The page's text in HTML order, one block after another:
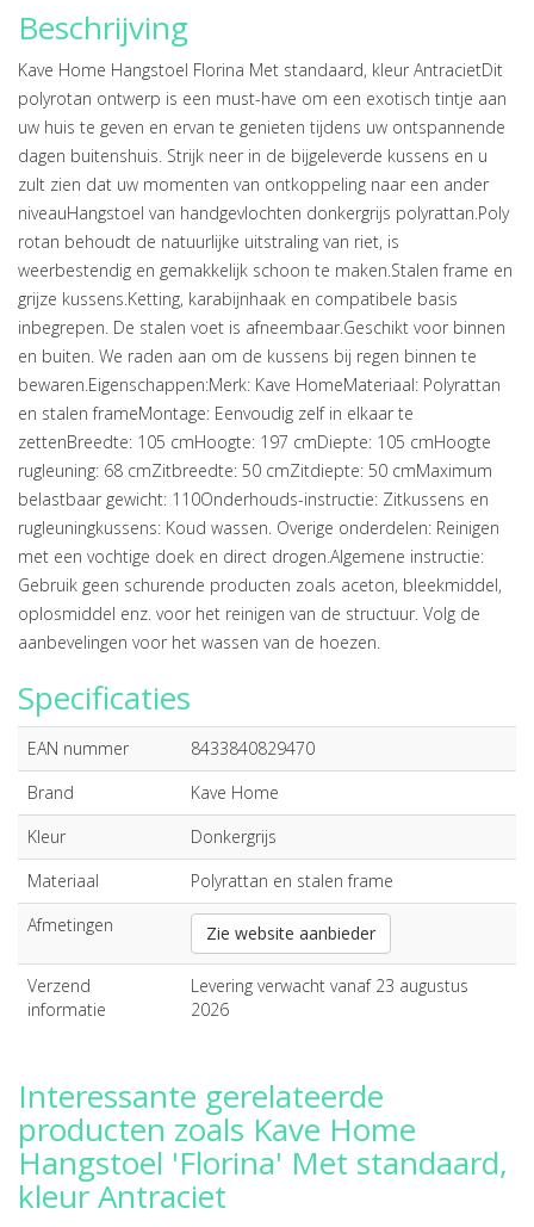
Beschrijving
Kave Home Hangstoel Florina Met standaard, kleur AntracietDit
polyrotan ontwerp is een must-have om een exotisch tintje aan
uw huis te geven en ervan te genieten tijdens uw ontspannende
dagen buitenshuis. Strijk neer in de bijgeleverde kussens en u
zult zien dat uw momenten van ontkoppeling naar een ander
niveauHangstoel van handgevlochten donkergrijs polyrattan.Poly
rotan behoudt de natuurlijke uitstraling van riet, is
weerbestendig en gemakkelijk schoon te maken.Stalen frame en
grijze kussens.Ketting, karabijnhaak en compatibele basis
inbegrepen. De stalen voet is afneembaar.Geschikt voor binnen
en buiten. We raden aan om de kussens bij regen binnen te
bewaren.Eigenschappen:Merk: Kave HomeMateriaal: Polyrattan
en stalen frameMontage: Eenvoudig zelf in elkaar te
zettenBreedte: 105 cmHoogte: 197 cmDiepte: 105 cmHoogte
rugleuning: 68 cmZitbreedte: 50 cmZitdiepte: 50 cmMaximum
belastbaar gewicht: 110Onderhouds-instructie: Zitkussens en
rugleuningkussens: Koud wassen. Overige onderdelen: Reinigen
met een vochtige doek en direct drogen.Algemene instructie:
Gebruik geen schurende producten zoals aceton, bleekmiddel,
oplosmiddel enz. voor het reinigen van de structuur. Volg de
aanbevelingen voor het wassen van de hoezen.
Specificaties
EAN nummer
8433840829470
Brand
Kave Home
Kleur
Donkergrijs
Materiaal
Polyrattan en stalen frame
Afmetingen
Zie website aanbieder
Verzend
informatie
Levering verwacht vanaf 23 augustus
2026
Interessante gerelateerde
producten zoals Kave Home
Hangstoel 'Florina' Met standaard,
kleur Antraciet